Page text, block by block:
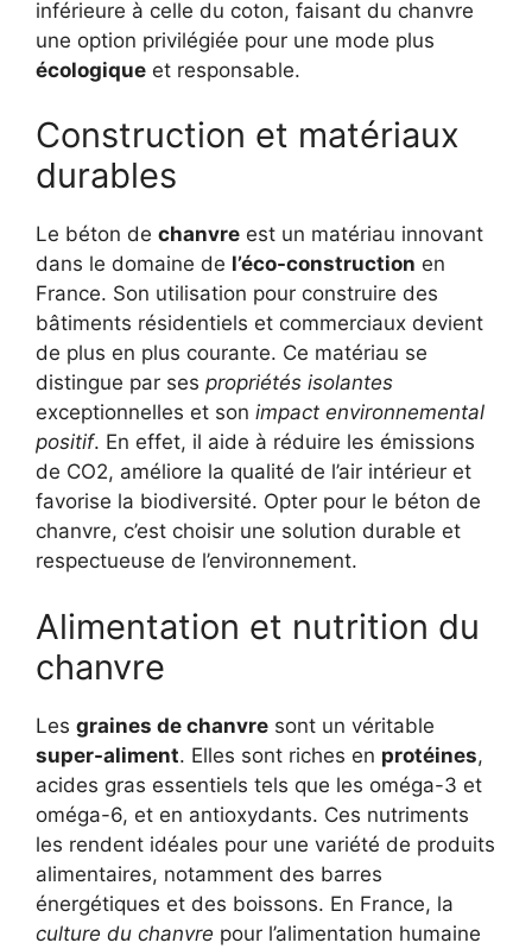
inférieure à celle du coton, faisant du chanvre
une option privilégiée pour une mode plus
écologique et responsable.
Construction et matériaux
durables
Le béton de chanvre est un matériau innovant
dans le domaine de l’éco-construction en
France. Son utilisation pour construire des
bâtiments résidentiels et commerciaux devient
de plus en plus courante. Ce matériau se
distingue par ses propriétés isolantes
exceptionnelles et son impact environnemental
positif. En effet, il aide à réduire les émissions
de CO2, améliore la qualité de l’air intérieur et
favorise la biodiversité. Opter pour le béton de
chanvre, c’est choisir une solution durable et
respectueuse de l’environnement.
Alimentation et nutrition du
chanvre
Les graines de chanvre sont un véritable
super-aliment. Elles sont riches en protéines,
acides gras essentiels tels que les oméga-3 et
oméga-6, et en antioxydants. Ces nutriments
les rendent idéales pour une variété de produits
alimentaires, notamment des barres
énergétiques et des boissons. En France, la
culture du chanvre pour l’alimentation humaine